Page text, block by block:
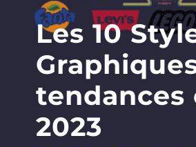
Les 10
tendances
2023